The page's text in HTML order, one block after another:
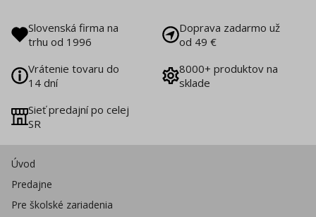
Slovenská firma na
trhu od 1996
Doprava zadarmo už
od 49 €
Vrátenie tovaru do
14 dní
8000+ produktov na
sklade
Sieť predajní po celej
SR
Úvod
Predajne
Pre školské zariadenia